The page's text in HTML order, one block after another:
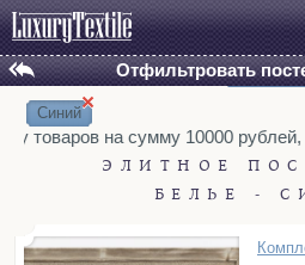
БРЕНД
Hamam Hamam Suite
German Grass
L’appartement (ex. Casual Avenue)
Жаккардовые
Распродажа
Для
Отфильтровать
Установлены фильтры:
Синий×
товаров на сумму 10000
ЭЛИТНОЕ
БЕЛЬЕ -